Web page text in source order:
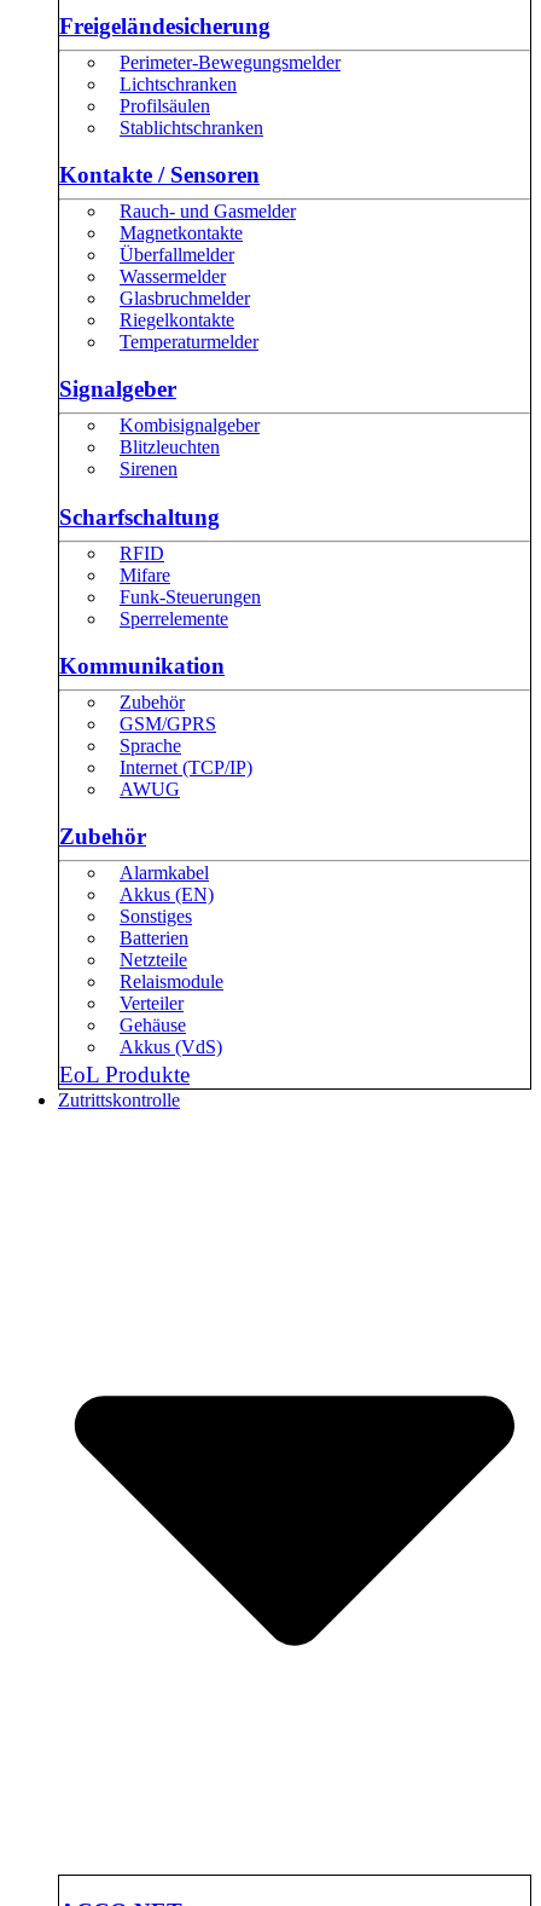
Freigeländesicherung
Perimeter-Bewegungsmelder
Lichtschranken
Profilsäulen
Stablichtschranken
Kontakte / Sensoren
Rauch- und Gasmelder
Magnetkontakte
Überfallmelder
Wassermelder
Glasbruchmelder
Riegelkontakte
Temperaturmelder
Signalgeber
Kombisignalgeber
Blitzleuchten
Sirenen
Scharfschaltung
RFID
Mifare
Funk-Steuerungen
Sperrelemente
Kommunikation
Zubehör
GSM/GPRS
Sprache
Internet (TCP/IP)
AWUG
Zubehör
Alarmkabel
Akkus (EN)
Sonstiges
Batterien
Netzteile
Relaismodule
Verteiler
Gehäuse
Akkus (VdS)
EoL Produkte
Zutrittskontrolle